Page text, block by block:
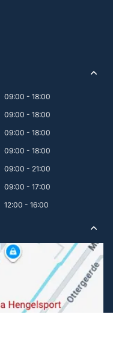
09:00 - 18:00
09:00 - 18:00
09:00 - 18:00
09:00 - 18:00
09:00 - 21:00
09:00 - 17:00
12:00 - 16:00